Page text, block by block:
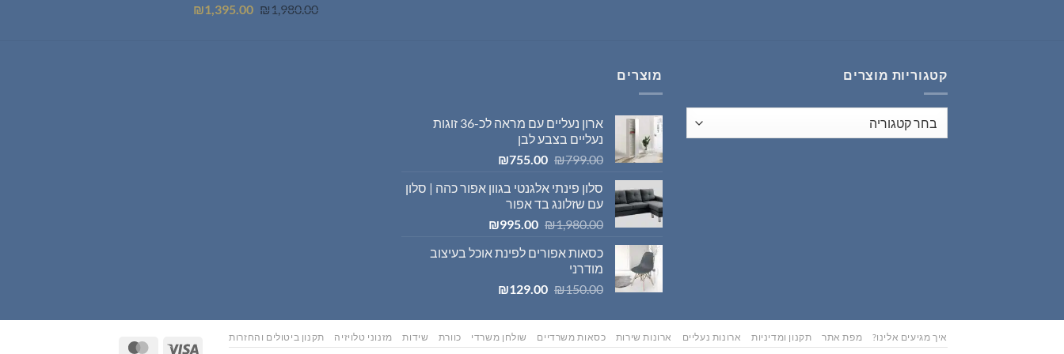
₪ 1,980.00
המחיר
₪1,395.00
המחיר
קטגוריות מוצרים
מוצרים
ארון נעליים עם מראה לכ-36 זוגות
נעליים בצבע לבן
₪799.00
המחיר
היה:
₪799.00.
₪755.00
המחיר
הוא:
סלון פינתי אלגנטי בגוון אפור כהה | סלון
עם שזלונג בד אפור
₪1,980.00
המחיר
היה:
₪995.00
המחיר
הוא:
כסאות אפורים לפינת אוכל בעיצוב
מודרני
₪150.00
המחיר
היה:
₪150.00.
₪129.00
המחיר
הוא:
₪129.00.
Visa
איך מגיעים אלינו? מפת אתר תקנון ומדיניות ארונות נעליים ארונות שירות כסאות משרדיים שולחן משרדי כוורת שידות מזנוני טלויזיה תקנון ביטולים והחזרות